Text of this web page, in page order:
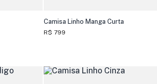
Camisa Linho Manga Curta
R$ 799